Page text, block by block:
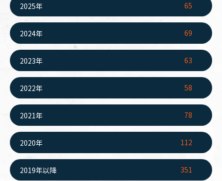
2025年 65
2024年 69
2023年 63
2022年 58
2021年 78
2020年 112
2019年以降 351